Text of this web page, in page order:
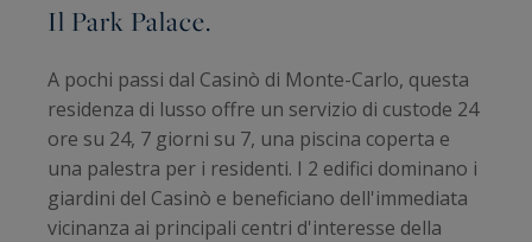
Il Park Palace.
A pochi passi dal Casinò di Monte-Carlo, questa
residenza di lusso offre un servizio di custode 24
ore su 24, 7 giorni su 7, una piscina coperta e
una palestra per i residenti. I 2 edifici dominano i
giardini del Casinò e beneficiano dell'immediata
vicinanza ai principali centri d'interesse della